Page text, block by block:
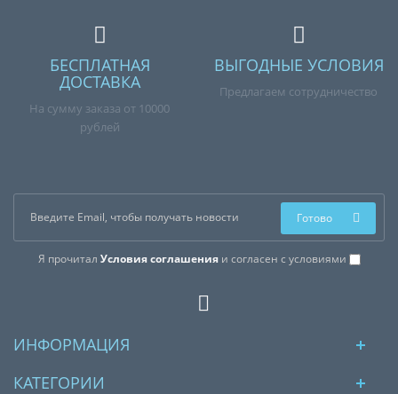
БЕСПЛАТНАЯ
ДОСТАВКА
На сумму заказа от 10000
рублей
ВЫГОДНЫЕ УСЛОВИЯ
Предлагаем сотрудничество
Я прочитал Условия соглашенияи согласен с условиями
Готово
ИНФОРМАЦИЯ
КАТЕГОРИИ